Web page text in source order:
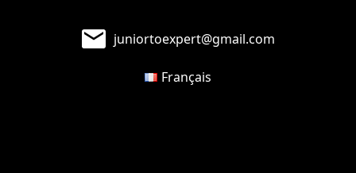
juniortoexpert@gmail.com
Français